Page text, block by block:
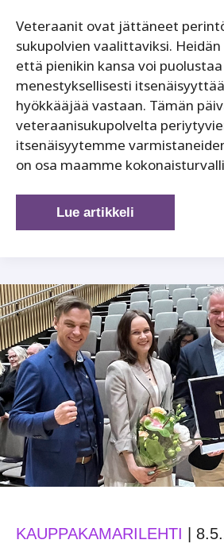
Veteraanit ovat jättäneet
sukupolvien vaalittaviksi.
että pienikin kansa voi puolustaa
menestyksellisesti
hyökkääjää vastaan. Tämän
veteraanisukupolvelta
itsenäisyytemme
on osa maamme
Perinnetyö
on
Lue artikkeli
KAUPPAKAMARILEHTI